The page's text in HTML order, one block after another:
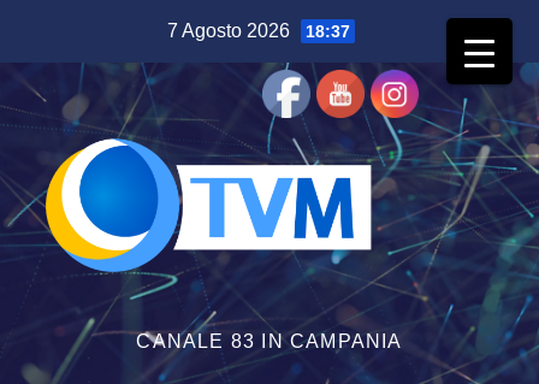
contenuto
7 Agosto 2026 18:37
CANALE 83 IN CAMPANIA